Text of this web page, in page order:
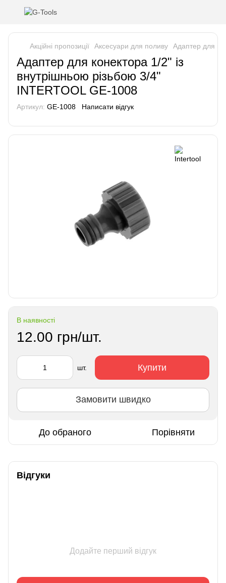
Акційні пропозиції Аксесуари для поливу Адаптер для
Адаптер для конектора 1/2" із
внутрішньою різьбою 3/4"
INTERTOOL GE-1008
Артикул: GE-1008 Написати відгук
В наявності
12.00 грн/шт.
шт. Купити
Замовити швидко
До обраного Порівняти
Відгуки
Додайте перший відгук